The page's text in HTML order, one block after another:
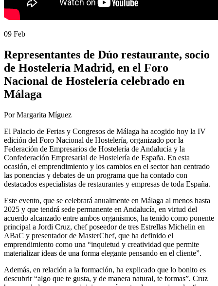
09 Feb
Representantes de Dúo restaurante, socio
de Hostelería Madrid, en el Foro
Nacional de Hostelería celebrado en
Málaga
Por Margarita Míguez
El Palacio de Ferias y Congresos de Málaga ha acogido hoy la IV
edición del Foro Nacional de Hostelería, organizado por la
Federación de Empresarios de Hostelería de Andalucía y la
Confederación Empresarial de Hostelería de España. En esta
ocasión, el emprendimiento y los cambios en el sector han centrado
las ponencias y debates de un programa que ha contado con
destacados especialistas de restaurantes y empresas de toda España.
Este evento, que se celebrará anualmente en Málaga al menos hasta
2025 y que tendrá sede permanente en Andalucía, en virtud del
acuerdo alcanzado entre ambos organismos, ha tenido como ponente
principal a Jordi Cruz, chef poseedor de tres Estrellas Michelin en
ABaC y presentador de MasterChef, que ha definido el
emprendimiento como una “inquietud y creatividad que permite
materializar ideas de una forma elegante pensando en el cliente”.
Además, en relación a la formación, ha explicado que lo bonito es
descubrir “algo que te gusta, y de manera natural, te formas”. Cruz